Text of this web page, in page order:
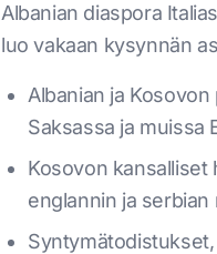
Albanian diaspora
luo vakaan kysynnän
Albanian ja
Saksassa ja muissa
Kosovon kansalliset
englannin ja serbian